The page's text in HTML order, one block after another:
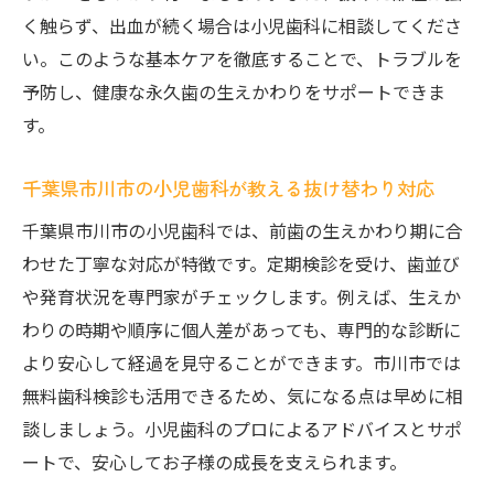
く触らず、出血が続く場合は小児歯科に相談してくださ
い。このような基本ケアを徹底することで、トラブルを
予防し、健康な永久歯の生えかわりをサポートできま
す。
千葉県市川市の小児歯科が教える抜け替わり対応
千葉県市川市の小児歯科では、前歯の生えかわり期に合
わせた丁寧な対応が特徴です。定期検診を受け、歯並び
や発育状況を専門家がチェックします。例えば、生えか
わりの時期や順序に個人差があっても、専門的な診断に
より安心して経過を見守ることができます。市川市では
無料歯科検診も活用できるため、気になる点は早めに相
談しましょう。小児歯科のプロによるアドバイスとサポ
ートで、安心してお子様の成長を支えられます。